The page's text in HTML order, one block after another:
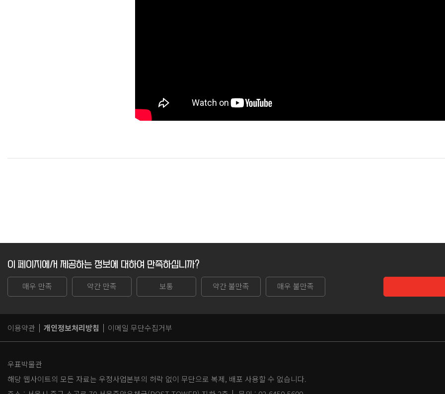
이 페이지에서 제공하는 정보에 대하여 만족하십니까?
매우 만족 약간 만족 보통 약간 불만족 매우 불만족
이용약관 개인정보처리방침 이메일 무단수집거부
우표박물관
해당 웹사이트의 모든 자료는 우정사업본부의 허락 없이 무단으로 복제, 배포 사용할 수 없습니다.